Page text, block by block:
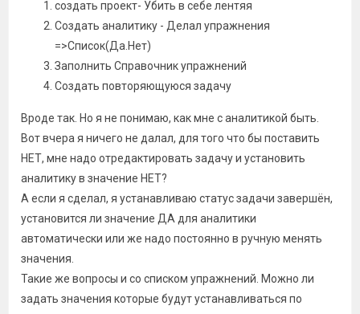
создать проект- Убить в себе лентяя
Создать аналитику - Делал упражнения
=>Список(Да.Нет)
Заполнить Справочник упражнений
Создать повторяющуюся задачу
Вроде так. Но я не понимаю, как мне с аналитикой быть.
Вот вчера я ничего не далал, для того что бы поставить
НЕТ, мне надо отредактировать задачу и установить
аналитику в значение НЕТ?
А если я сделал, я устанавливаю статус задачи завершён,
установится ли значение ДА для аналитики
автоматически или же надо постоянно в ручную менять
значения.
Такие же вопросы и со списком упражнений. Можно ли
задать значения которые будут устанавливаться по